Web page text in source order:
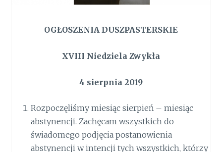
OGŁOSZENIA DUSZPASTERSKIE
XVIII Niedziela Zwykła
4 sierpnia 2019
Rozpoczęliśmy miesiąc sierpień – miesiąc
abstynencji. Zachęcam wszystkich do
świadomego podjęcia postanowienia
abstynencji w intencji tych wszystkich, którzy